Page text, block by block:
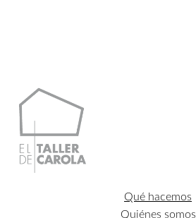
Qué hacemos
Quiénes somos